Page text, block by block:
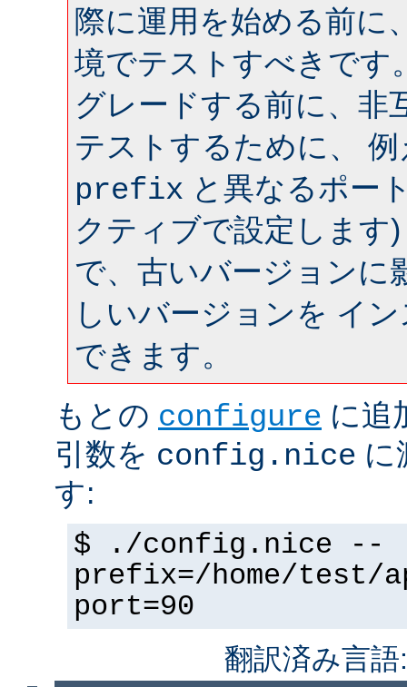
際に運用を始める前に
境でテストすべきです
グレードする前に、非
テストするために、
prefix と異なるポー
クティブで設定します
で、古いバージョンに
しいバージョンを イ
できます。
もとの configure に追
引数を config.nice に
す:
$ ./config.nice --
prefix=/home/test/
port=90
翻訳済み言